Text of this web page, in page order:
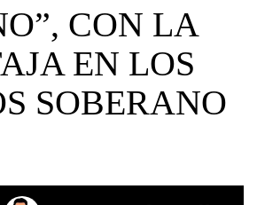
CON LA
EN LOS
SOBERANO